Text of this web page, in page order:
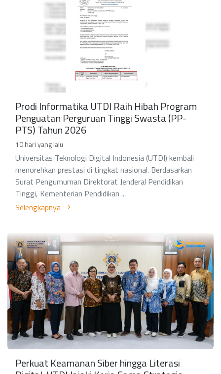
Prodi Informatika UTDI Raih Hibah Program
Penguatan Perguruan Tinggi Swasta (PP-
PTS) Tahun 2026
10 hari yang lalu
Universitas Teknologi Digital Indonesia (UTDI) kembali
menorehkan prestasi di tingkat nasional. Berdasarkan
Surat Pengumuman Direktorat Jenderal Pendidikan
Tinggi, Kementerian Pendidikan ...
Selengkapnya
Perkuat Keamanan Siber hingga Literasi